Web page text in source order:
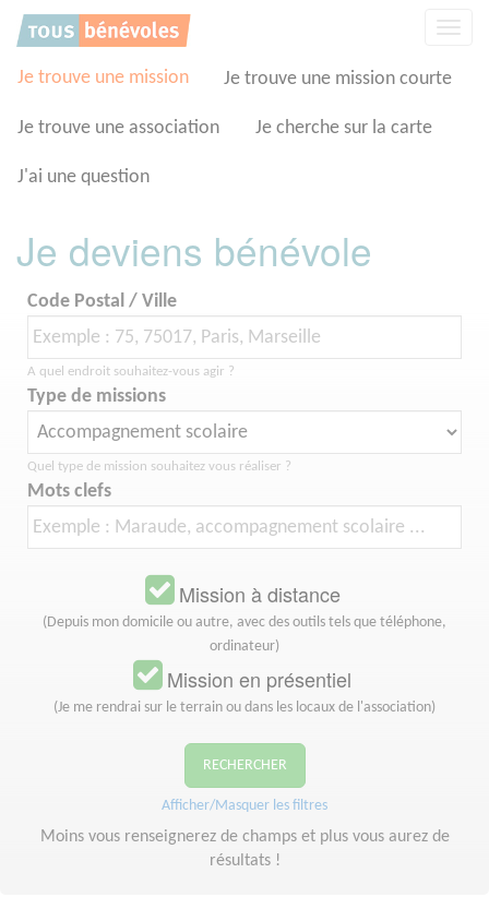
Je trouve une mission Je trouve une mission courte
Je trouve une association Je cherche sur la carte
J'ai une question
Je deviens bénévole
Code Postal / Ville
A quel endroit souhaitez-vous agir ?
Type de missions
Quel type de mission souhaitez vous réaliser ?
Mots clefs
Mission à distance
(Depuis mon domicile ou autre, avec des outils tels que téléphone,
ordinateur)
Mission en présentiel
(Je me rendrai sur le terrain ou dans les locaux de l'association)
RECHERCHER
Afficher/Masquer les filtres
Moins vous renseignerez de champs et plus vous aurez de
résultats !
Panneau de gestion des cookies